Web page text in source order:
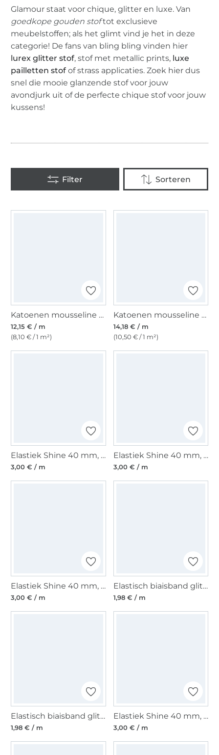
Glamour staat voor chique, glitter en luxe. Van
goedkope gouden stoftot exclusieve
meubelstoffen; als het glimt vind je het in deze
categorie! De fans van bling bling vinden hier
lurex glitter stof, stof met metallic prints, luxe
pailletten stof of strass applicaties. Zoek hier dus
snel die mooie glanzende stof voor jouw
avondjurk uit of de perfecte chique stof voor jouw
kussens!
Katoenen mousseline double gauze golden dots, marineblauw
12,15 € / m
(8,10 € / 1 m²)
Katoenen mousseline double gauze glitter, roze
14,18 € / m
(10,50 € / 1 m²)
Elastiek Shine 40 mm, roze
3,00 € / m
Elastiek Shine 40 mm, zwart
3,00 € / m
Elastiek Shine 40 mm, vaalmintgroen
3,00 € / m
Elastisch biaisband glitter, fuchsia
1,98 € / m
Elastisch biaisband glitter, roze
1,98 € / m
Elastiek Shine 40 mm, zilver
3,00 € / m